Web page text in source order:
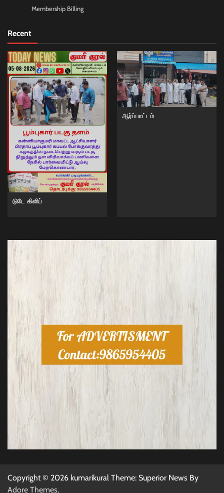
Membership Billing
Recent
டுடே கிளிப்
ஆர்ப்பாட்டம்
Copyright © 2026 kumarikural Theme: Superior News By
Adore Themes.